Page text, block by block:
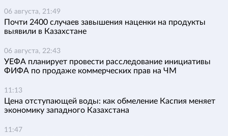
06 августа, 21:49
Почти 2400 случаев завышения наценки на продукты
выявили в Казахстане
06 августа, 22:43
УЕФА планирует провести расследование инициативы
ФИФА по продаже коммерческих прав на ЧМ
11:13
Цена отступающей воды: как обмеление Каспия меняет
экономику западного Казахстана
11:47